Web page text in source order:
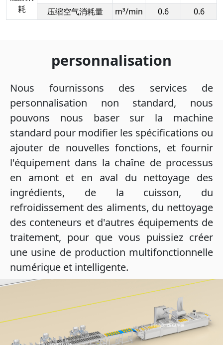
耗
压缩空气消耗量
m³/min 0.6 0.6
personnalisation
Nous fournissons des services de
personnalisation non standard, nous
pouvons nous baser sur la machine
standard pour modifier les spécifications ou
ajouter de nouvelles fonctions, et fournir
l'équipement dans la chaîne de processus
en amont et en aval du nettoyage des
ingrédients, de la cuisson, du
refroidissement des aliments, du nettoyage
des conteneurs et d'autres équipements de
traitement, pour que vous puissiez créer
une usine de production multifonctionnelle
numérique et intelligente.